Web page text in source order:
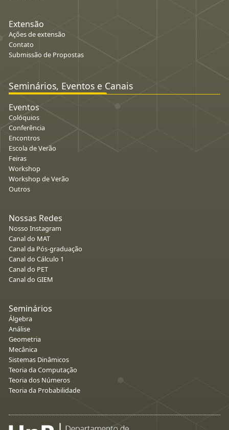
Extensão
Ações de extensão
Contato
Submissão de Propostas
Seminários, Eventos e Canais
Eventos
Colóquios
Conferência
Encontros
Escola de Verão
Feiras
Workshop
Workshop de Verão
Outros
Nossas Redes
Nosso Instagram
Canal do MAT
Canal da Pós-graduação
Canal do Cálculo 1
Canal do PET
Canal do GIEM
Seminários
Álgebra
Análise
Geometria
Mecânica
Sistemas Dinâmicos
Teoria da Computação
Teoria dos Números
Teoria da Probabilidade